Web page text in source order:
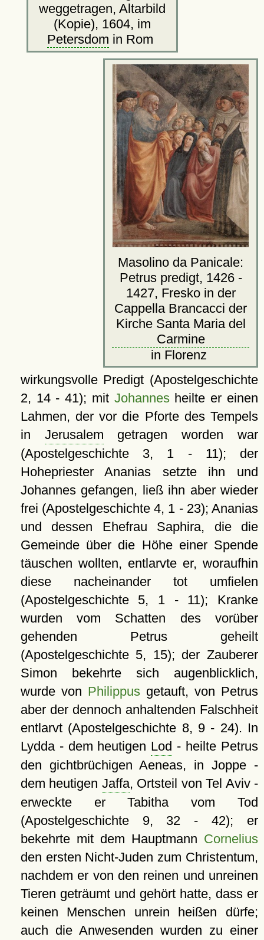
weggetragen, Altarbild
(Kopie), 1604, im
Petersdom in Rom
Masolino da Panicale:
Petrus predigt, 1426 -
1427, Fresko in der
Cappella Brancacci der
Kirche Santa Maria del
Carmine
in Florenz
wirkungsvolle Predigt (Apostelgeschichte
2, 14 - 41); mit Johannesheilte er einen
Lahmen, der vor die Pforte des Tempels
in Jerusalem getragen worden war
(Apostelgeschichte 3, 1 - 11); der
Hohepriester Ananias setzte ihn und
Johannes gefangen, ließ ihn aber wieder
frei (Apostelgeschichte 4, 1 - 23); Ananias
und dessen Ehefrau Saphira, die die
Gemeinde über die Höhe einer Spende
täuschen wollten, entlarvte er, woraufhin
diese nacheinander tot umfielen
(Apostelgeschichte 5, 1 - 11); Kranke
wurden vom Schatten des vorüber
gehenden Petrus geheilt
(Apostelgeschichte 5, 15); der Zauberer
Simon bekehrte sich augenblicklich,
wurde von Philippusgetauft, von Petrus
aber der dennoch anhaltenden Falschheit
entlarvt (Apostelgeschichte 8, 9 - 24). In
Lydda - dem heutigen Lod - heilte Petrus
den gichtbrüchigen Aeneas, in Joppe -
dem heutigen Jaffa, Ortsteil von Tel Aviv -
erweckte er Tabitha vom Tod
(Apostelgeschichte 9, 32 - 42); er
bekehrte mit dem Hauptmann Cornelius
den ersten Nicht-Juden zum Christentum,
nachdem er von den reinen und unreinen
Tieren geträumt und gehört hatte, dass er
keinen Menschen unrein heißen dürfe;
auch die Anwesenden wurden zu einer